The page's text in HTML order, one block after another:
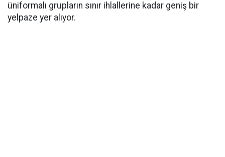
üniformalı grupların sınır ihlallerine kadar geniş bir
yelpaze yer alıyor.